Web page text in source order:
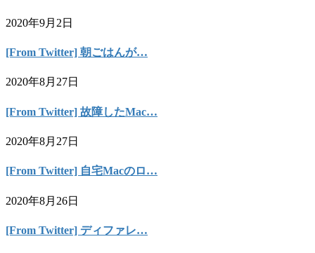
2020年9月2日
[From Twitter] 朝ごはんが…
2020年8月27日
[From Twitter] 故障したMac…
2020年8月27日
[From Twitter] 自宅Macのロ…
2020年8月26日
[From Twitter] ディファレ…